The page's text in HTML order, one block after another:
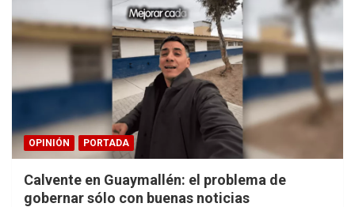
OPINIÓN PORTADA
Calvente en Guaymallén: el problema de
gobernar sólo con buenas noticias